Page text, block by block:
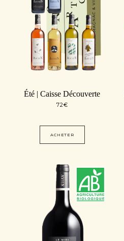
Été | Caisse Découverte
72€
ACHETER